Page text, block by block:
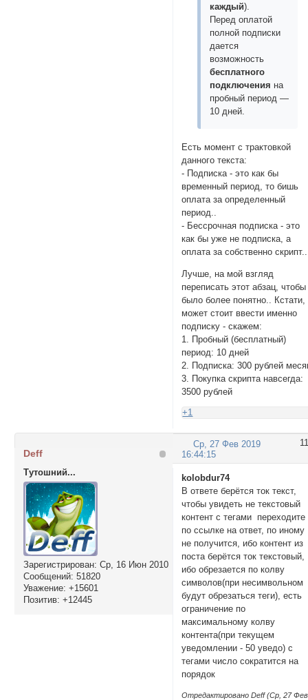
каждый).
Перед оплатой
полной подписки
дается
возможность
бесплатного
подключения на
пробный период —
10 дней.
Есть момент с трактовкой
данного текста:
- Подписка - это как бы
временный период, то бишь
оплата за определенный
период..
- Бессрочная подписка - это
как бы уже не подписка, а
оплата за собственно скрипт..
Лучше, на мой взгляд
переписать этот абзац, чтобы
было более понятно.. Кстати,
может стоит ввести именно
подписку - скажем:
1. Пробный (бесплатный)
период: 10 дней
2. Подписка: 300 рублей
3. Покупка скрипта навсегда:
3500 рублей
+1
11
Ср, 27 Фев 2019
16:44:15
Deff
Тутошний...
Зарегистрирован: Ср, 16 Июн 2010
Сообщений: 51820
Уважение: +15601
Позитив: +12445
kolobdur74
В ответе берётся ток текст,
чтобы увидеть не текстовый
контент с тегами переходите
по ссылке на ответ, по иному
не получится, ибо контент из
поста берётся ток текстовый,
ибо обрезается по колву
символов(при несимвольном
будут обрезаться теги), есть
ограничение по
максимальному колву
контента(при текущем
уведомлении - 50 уведо) с
тегами число сократится на
порядок
Отредактировано Deff (Ср, 27 Фев